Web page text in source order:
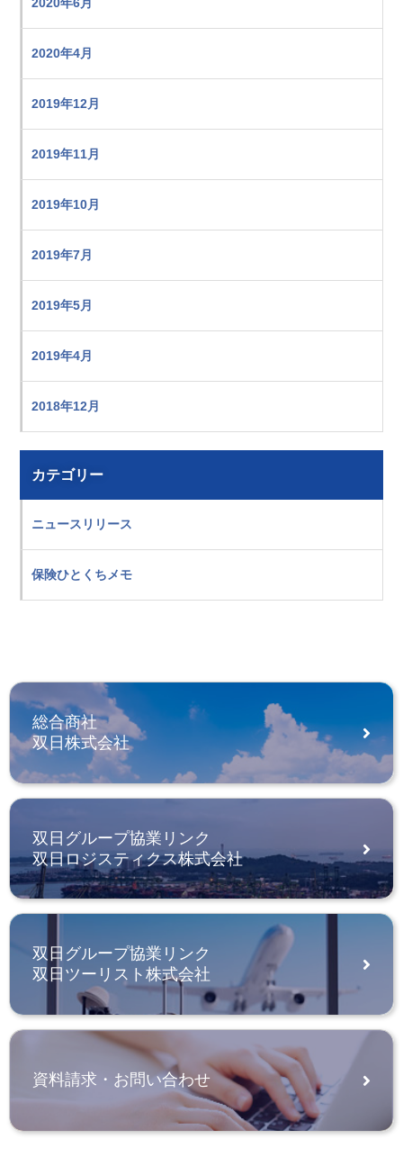
2020年6月
2020年4月
2019年12月
2019年11月
2019年10月
2019年7月
2019年5月
2019年4月
2018年12月
カテゴリー
ニュースリリース
保険ひとくちメモ
総合商社
双日株式会社
双日グループ協業リンク
双日ロジスティクス株式会社
双日グループ協業リンク
双日ツーリスト株式会社
資料請求・お問い合わせ